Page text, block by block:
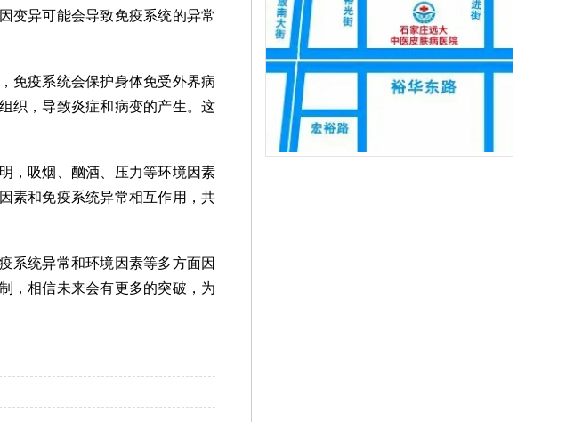
变异可能会导致免疫系统的异常
疫系统会保护身体免受外界病
织，导致炎症和病变的产生。这
吸烟、酗酒、压力等环境因素
素和免疫系统异常相互作用，共
统异常和环境因素等多方面因
，相信未来会有更多的突破，为